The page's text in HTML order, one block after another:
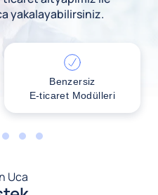
yakalayabilirsiniz.
Benzersiz
E-ticaret Modülleri
3 4 5
Uca